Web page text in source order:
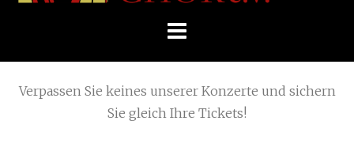
E.V.
Verpassen Sie keines unserer Konzerte und sichern
Sie gleich Ihre Tickets!